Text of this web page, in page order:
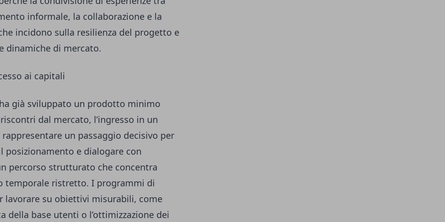
informale, la collaborazione e la
incidono sulla resilienza del progetto e
dinamiche di mercato.
ai capitali
già sviluppato un prodotto minimo
dal mercato, l’ingresso in un
un passaggio decisivo per
posizionamento e dialogare con
percorso strutturato che concentra
temporale ristretto. I programmi di
lavorare su obiettivi misurabili, come
della base utenti o l’ottimizzazione dei